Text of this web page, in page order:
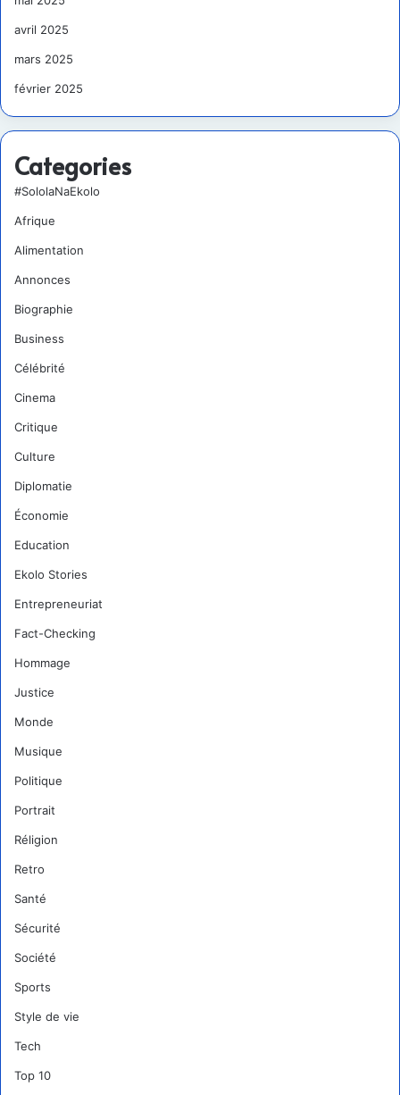
avril 2025
mars 2025
février 2025
Categories
#SololaNaEkolo
Afrique
Alimentation
Annonces
Biographie
Business
Célébrité
Cinema
Critique
Culture
Diplomatie
Économie
Education
Ekolo Stories
Entrepreneuriat
Fact-Checking
Hommage
Justice
Monde
Musique
Politique
Portrait
Réligion
Retro
Santé
Sécurité
Société
Sports
Style de vie
Tech
Top 10